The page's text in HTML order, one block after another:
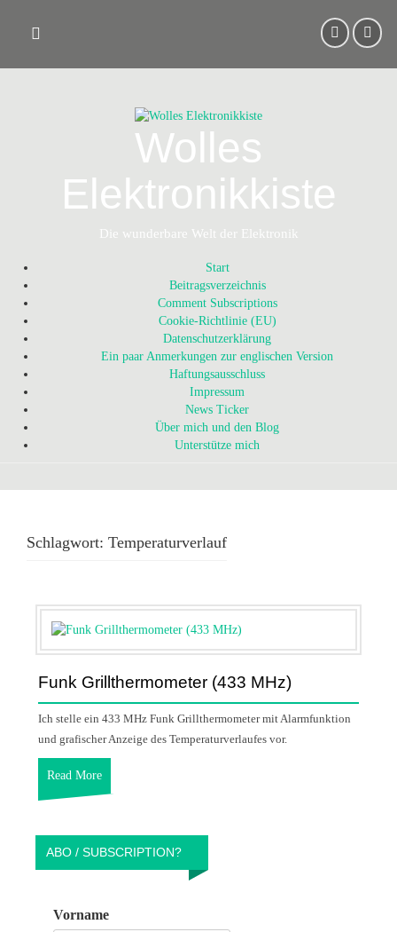
content
Wolles
Elektronikkiste
Die wunderbare Welt der Elektronik
Start
Beitragsverzeichnis
Comment Subscriptions
Cookie-Richtlinie (EU)
Datenschutzerklärung
Ein paar Anmerkungen zur englischen Version
Haftungsausschluss
Impressum
News Ticker
Über mich und den Blog
Unterstütze mich
Schlagwort: Temperaturverlauf
Funk Grillthermometer (433 MHz)
Ich stelle ein 433 MHz Funk Grillthermometer mit Alarmfunktion
und grafischer Anzeige des Temperaturverlaufes vor.
Read More
ABO / SUBSCRIPTION?
Vorname